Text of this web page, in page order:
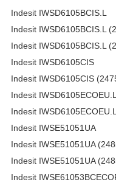
Indesit IWSD6105BCIS.L
Indesit IWSD6105BCIS.L
Indesit IWSD6105BCIS.L
Indesit IWSD6105CIS
Indesit IWSD6105CIS
Indesit IWSD6105ECOEU.L
Indesit
Indesit IWSE51051UA
Indesit IWSE51051UA
Indesit IWSE51051UA
Indesit